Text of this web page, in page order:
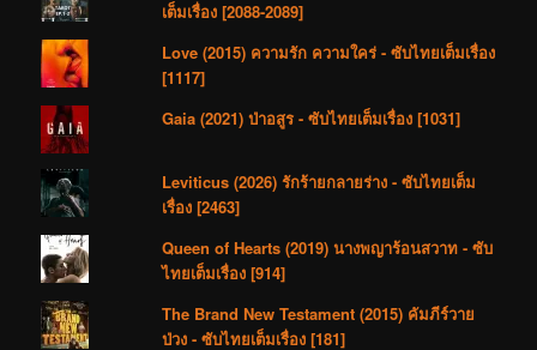
เต็มเรื่อง [2088-2089]
Love (2015) ความรัก ความใคร่ - ซับไทยเต็มเรื่อง
[1117]
Gaia (2021) ป่าอสูร - ซับไทยเต็มเรื่อง [1031]
Leviticus (2026) รักร้ายกลายร่าง - ซับไทยเต็ม
เรื่อง [2463]
Queen of Hearts (2019) นางพญาร้อนสวาท - ซับ
ไทยเต็มเรื่อง [914]
The Brand New Testament (2015) คัมภีร์วาย
ป่วง - ซับไทยเต็มเรื่อง [181]